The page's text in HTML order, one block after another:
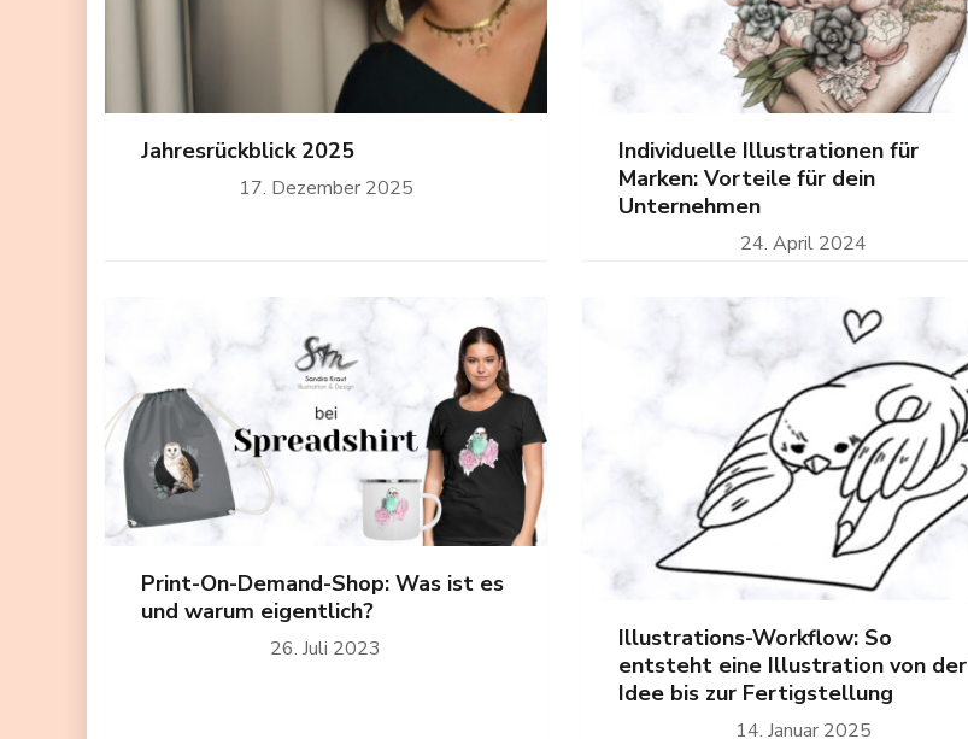
Jahresrückblick 2025
17. Dezember 2025
Individuelle Illustrationen für
Marken: Vorteile für dein
Unternehmen
24. April 2024
Print-On-Demand-Shop: Was ist es
und warum eigentlich?
26. Juli 2023
Illustrations-Workflow: So
entsteht eine Illustration von der
Idee bis zur Fertigstellung
14. Januar 2025